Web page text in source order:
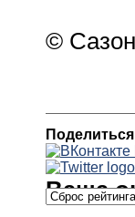
©
Ваша